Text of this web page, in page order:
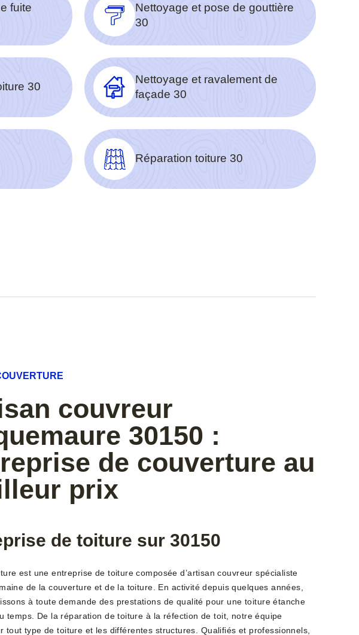
fuite
Nettoyage et pose de gouttière
30
30
Nettoyage et ravalement de
façade 30
Réparation toiture 30
couvreur
30150 :
de couverture au
prix
de toiture sur 30150
est une entreprise de toiture composée d’artisan couvreur spécialiste
de la couverture et de la toiture. En activité depuis quelques années,
à toute demande des prestations de qualité pour une toiture étanche
temps. De la réparation de toiture à la réfection de toit, notre équipe
tout type de toiture et les différentes structures. Qualifiés et professionnels,